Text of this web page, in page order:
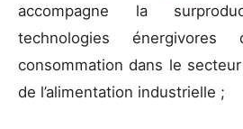
accompagne la
technologies
consommation dans le
de l’alimentation industrielle ;